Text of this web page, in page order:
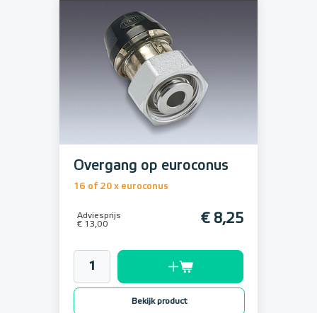
Overgang op euroconus
16 of 20 x euroconus
Adviesprijs
€ 13,00
€ 8,25
Bekijk product